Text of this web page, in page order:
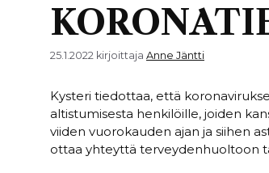
25.1.2022 kirjoittaja Anne Jäntti
Kysteri tiedottaa, että
altistumisesta henkilöille, joiden
viiden vuorokauden ajan ja siihen
ottaa yhteyttä terveydenhuoltoon